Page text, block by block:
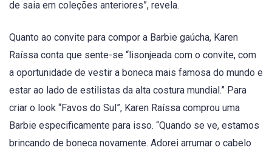
de saia em coleções anteriores”, revela.
Quanto ao convite para compor a Barbie gaúcha, Karen
Raíssa conta que sente-se “lisonjeada com o convite, com
a oportunidade de vestir a boneca mais famosa do mundo e
estar ao lado de estilistas da alta costura mundial.” Para
criar o look “Favos do Sul”, Karen Raíssa comprou uma
Barbie especificamente para isso. “Quando se ve, estamos
brincando de boneca novamente. Adorei arrumar o cabelo